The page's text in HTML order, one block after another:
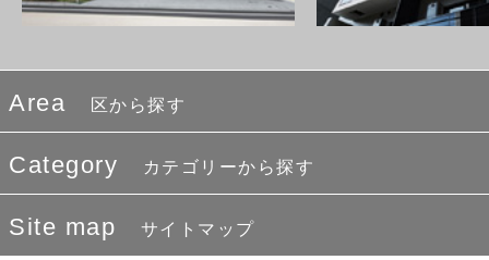
Area 区から探す
Category カテゴリーから探す
Site map サイトマップ